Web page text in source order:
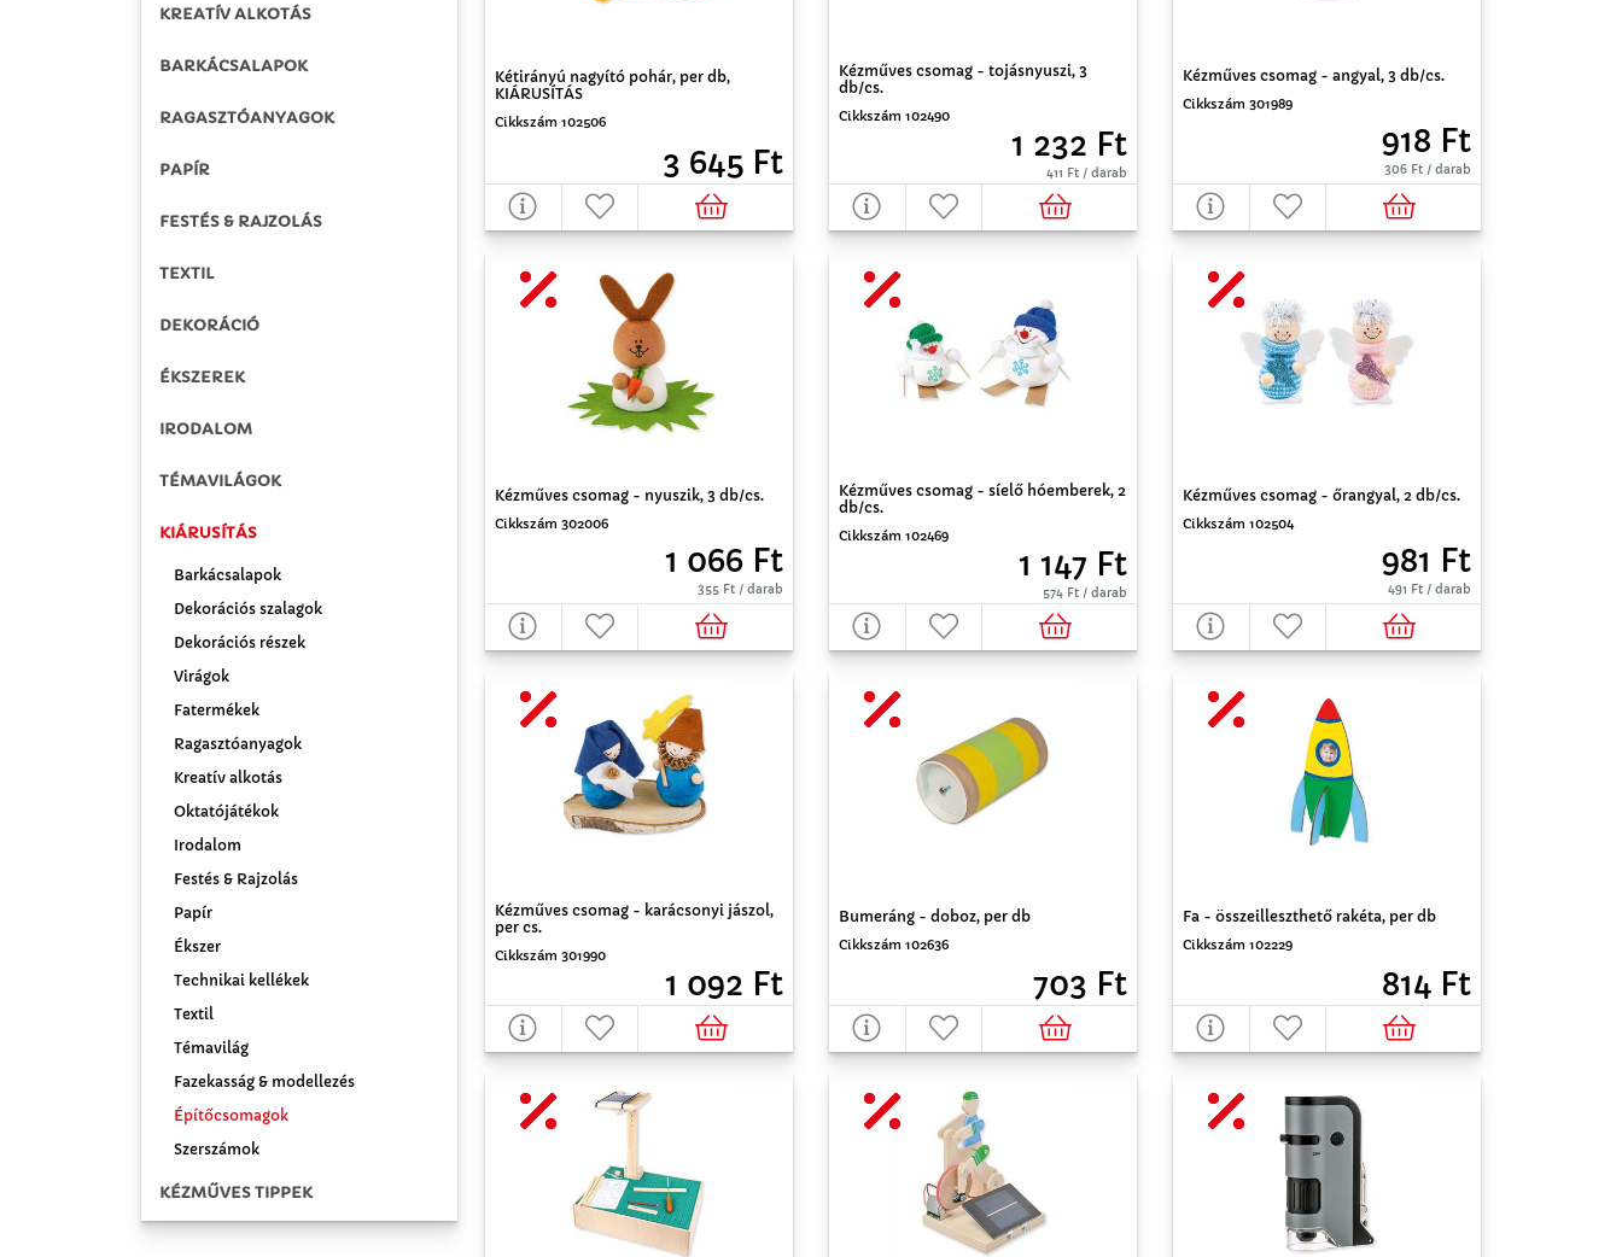
KREATÍV ALKOTÁS
BARKÁCSALAPOK
RAGASZTÓANYAGOK
PAPÍR
FESTÉS & RAJZOLÁS
TEXTIL
DEKORÁCIÓ
ÉKSZEREK
IRODALOM
TÉMAVILÁGOK
KIÁRUSÍTÁS
Barkácsalapok
Dekorációs szalagok
Dekorációs részek
Virágok
Fatermékek
Ragasztóanyagok
Kreatív alkotás
Oktatójátékok
Irodalom
Festés & Rajzolás
Papír
Ékszer
Technikai kellékek
Textil
Témavilág
Fazekasság & modellezés
Építőcsomagok
Szerszámok
KÉZMŰVES TIPPEK
Kétirányú nagyító pohár, per db,
KIÁRUSÍTÁS
Cikkszám 102506
3 645 Ft
Kézműves csomag - tojásnyuszi, 3
db/cs.
Cikkszám 102490
1 232 Ft
411 Ft / darab
Kézműves csomag - angyal, 3 db/cs.
Cikkszám 301989
918 Ft
306 Ft / darab
Kézműves csomag - nyuszik, 3 db/cs.
Cikkszám 302006
1 066 Ft
355 Ft / darab
Kézműves csomag - síelő hóemberek, 2
db/cs.
Cikkszám 102469
1 147 Ft
574 Ft / darab
Kézműves csomag - őrangyal, 2 db/cs.
Cikkszám 102504
981 Ft
491 Ft / darab
Kézműves csomag - karácsonyi jászol,
per cs.
Cikkszám 301990
1 092 Ft
Bumeráng - doboz, per db
Cikkszám 102636
703 Ft
Fa - összeilleszthető rakéta, per db
Cikkszám 102229
814 Ft